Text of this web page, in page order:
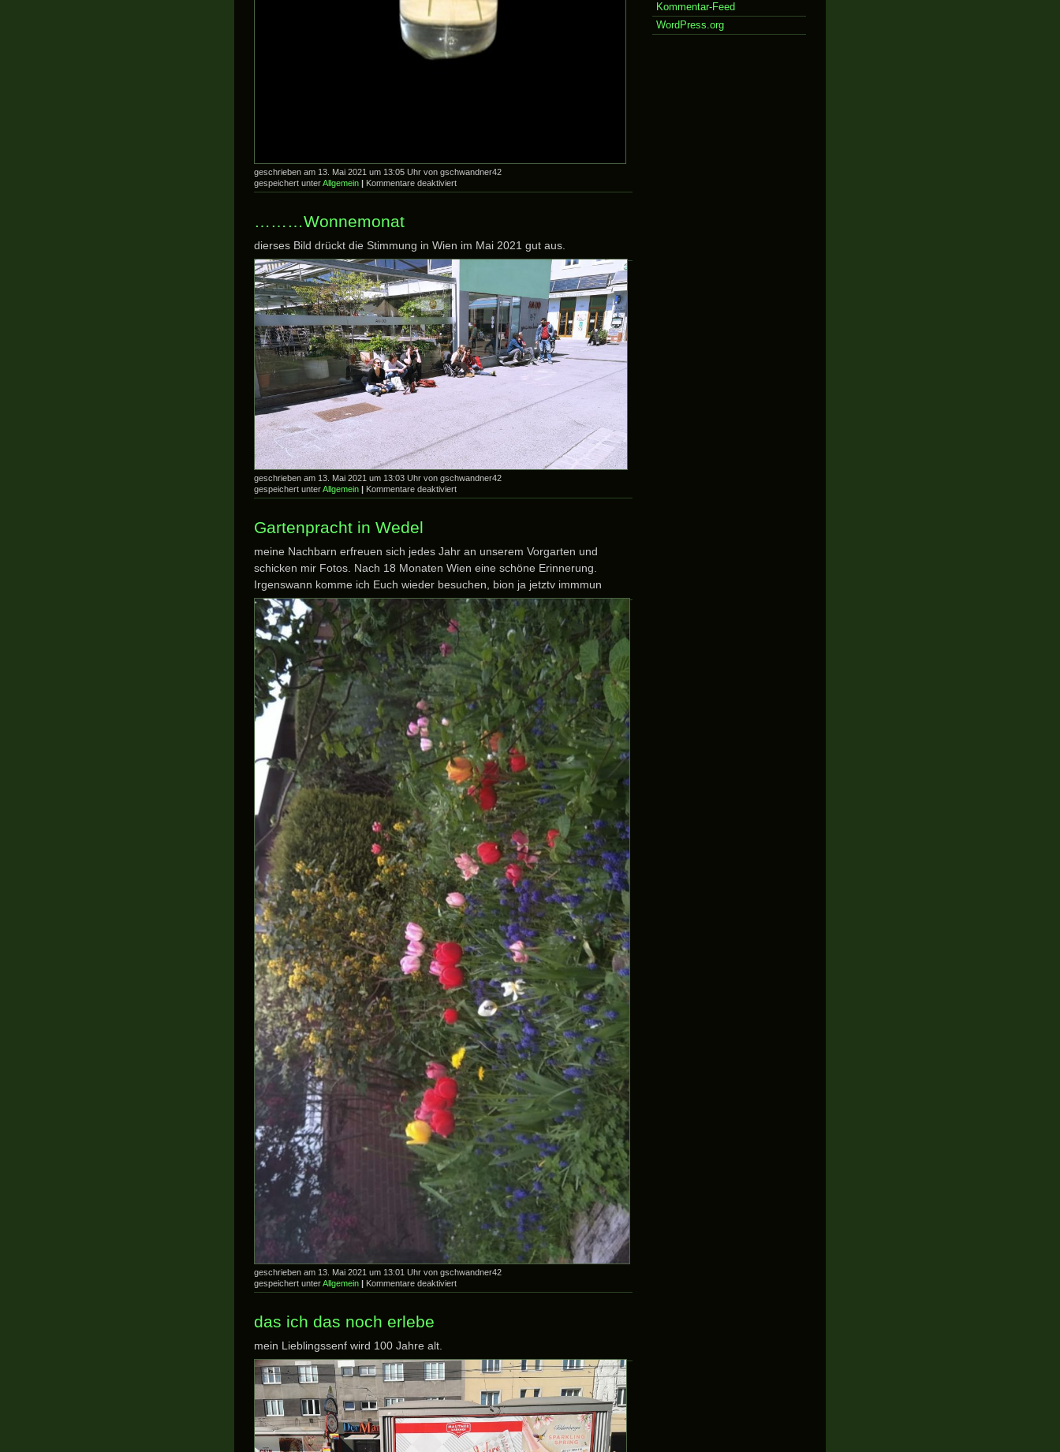
geschrieben am 13. Mai 2021 um 13:05 Uhr von gschwandner42
gespeichert unterAllgemein | Kommentare deaktiviertfür
—–
………Wonnemonat
dierses Bild drückt die Stimmung in Wien im Mai 2021 gut aus.
geschrieben am 13. Mai 2021 um 13:03 Uhr von gschwandner42
gespeichert unterAllgemein | Kommentare deaktiviertfür
………
Gartenpracht in Wedel
meine Nachbarn erfreuen sich jedes Jahr an unserem Vorgarten und
schicken mir Fotos. Nach 18 Monaten Wien eine schöne Erinnerung.
Irgenswann komme ich Euch wieder besuchen, bion ja jetztv immmun
geschrieben am 13. Mai 2021 um 13:01 Uhr von gschwandner42
gespeichert unterAllgemein | Kommentare deaktiviertfür
Gartenpracht
das ich das noch erlebe
mein Lieblingssenf wird 100 Jahre alt.
Kommentar-Feed
WordPress.org